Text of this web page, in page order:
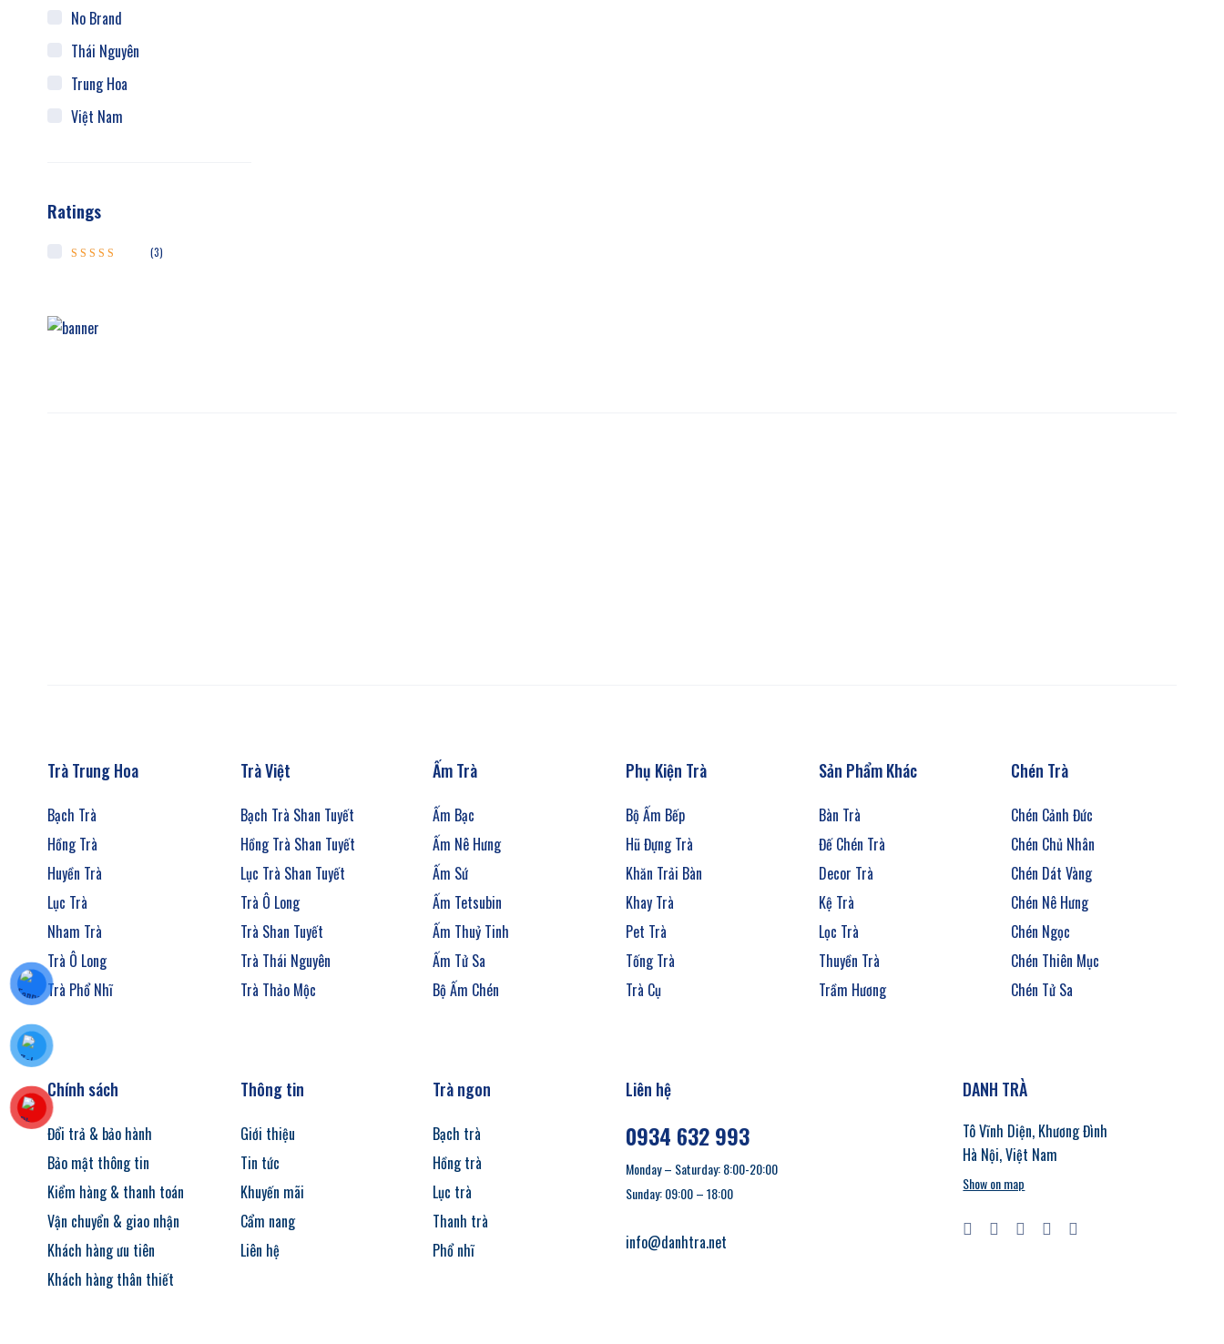
No Brand
Thái Nguyên
Trung Hoa
Việt Nam
Ratings
(3)
Trà Trung Hoa
Bạch Trà
Hồng Trà
Huyền Trà
Lục Trà
Nham Trà
Trà Ô Long
Trà Phổ Nhĩ
Trà Việt
Bạch Trà Shan Tuyết
Hồng Trà Shan Tuyết
Lục Trà Shan Tuyết
Trà Ô Long
Trà Shan Tuyết
Trà Thái Nguyên
Trà Thảo Mộc
Ấm Trà
Ấm Bạc
Ấm Nê Hưng
Ấm Sứ
Ấm Tetsubin
Ấm Thuỷ Tinh
Ấm Tử Sa
Bộ Ấm Chén
Phụ Kiện Trà
Bộ Ấm Bếp
Hũ Đựng Trà
Khăn Trải Bàn
Khay Trà
Pet Trà
Tống Trà
Trà Cụ
Sản Phẩm Khác
Bàn Trà
Đế Chén Trà
Decor Trà
Kệ Trà
Lọc Trà
Thuyền Trà
Trầm Hương
Chén Trà
Chén Cảnh Đức
Chén Chủ Nhân
Chén Dát Vàng
Chén Nê Hưng
Chén Ngọc
Chén Thiên Mục
Chén Tử Sa
Chính sách
Đổi trả & bảo hành
Bảo mật thông tin
Kiểm hàng & thanh toán
Vận chuyển & giao nhận
Khách hàng ưu tiên
Khách hàng thân thiết
Thông tin
Giới thiệu
Tin tức
Khuyến mãi
Cẩm nang
Liên hệ
Trà ngon
Bạch trà
Hồng trà
Lục trà
Thanh trà
Phổ nhĩ
Liên hệ
0934 632 993
Monday – Saturday: 8:00-20:00
Sunday: 09:00 – 18:00
info@danhtra.net
DANH TRÀ
Tô Vĩnh Diện, Khương Đình
Hà Nội, Việt Nam
Show on map